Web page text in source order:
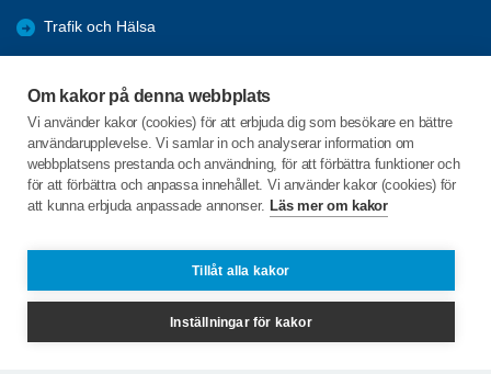
Om kakor på denna webbplats
Vi använder kakor (cookies) för att erbjuda dig som besökare en bättre
användarupplevelse. Vi samlar in och analyserar information om
webbplatsens prestanda och användning, för att förbättra funktioner och
för att förbättra och anpassa innehållet. Vi använder kakor (cookies) för
att kunna erbjuda anpassade annonser. Läs mer om kakor
Tillåt alla kakor
Inställningar för kakor
Trafik och Hälsa
Föreningars öppna aktiviteter
Seniorrådet med rapporter
C/o:Kerstin la Fleur Jeppsson
spfseniorerna.ronneby@gmail.com